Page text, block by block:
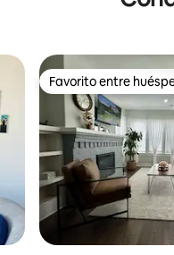
Favorito entre
Favorito entre